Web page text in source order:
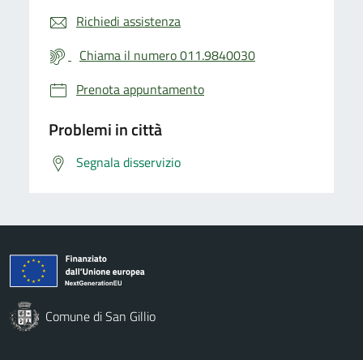
Richiedi assistenza
Chiama il numero 011.9840030
Prenota appuntamento
Problemi in città
Segnala disservizio
Comune di San Gillio